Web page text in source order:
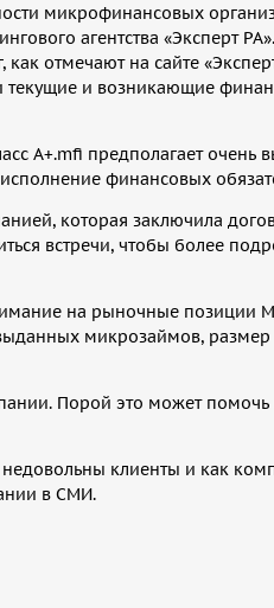
микрофинансовых
агентства «Эксперт РА».
как отмечают на сайте
текущие и возникающие
A+.mfi предполагает очень
финансовых
которая заключила
встречи, чтобы более
на рыночные позиции
микрозаймов, размер
Порой это может помочь
клиенты и как
в СМИ.